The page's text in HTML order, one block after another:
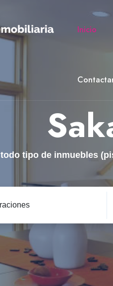
Inicio
todo tipo de inmuebles